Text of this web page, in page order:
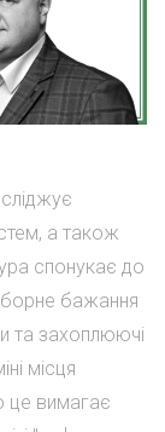
а також
спонукає до
бажання
та захоплюючі
місця
це вимагає